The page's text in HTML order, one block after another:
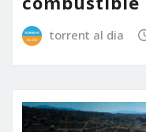
torrent al dia